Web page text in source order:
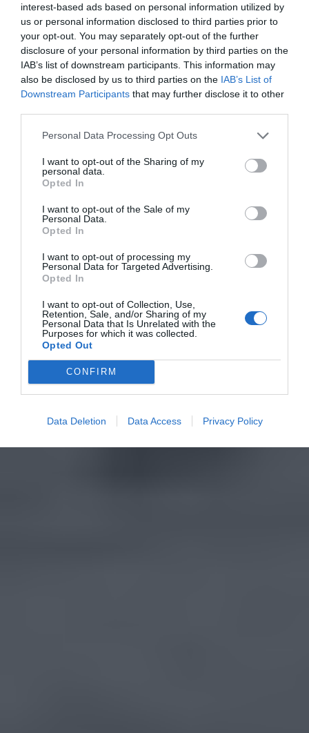
interest-based ads based on personal information utilized by
us or personal information disclosed to third parties prior to
your opt-out. You may separately opt-out of the further
disclosure of your personal information by third parties on the
IAB’s list of downstream participants. This information may
also be disclosed by us to third parties on the IAB’s List of
Downstream Participants that may further disclose it to other
Personal Data Processing Opt Outs
I want to opt-out of the Sharing of my
personal data.
Opted In
I want to opt-out of the Sale of my
Personal Data.
Opted In
I want to opt-out of processing my
Personal Data for Targeted Advertising.
Opted In
I want to opt-out of Collection, Use,
Retention, Sale, and/or Sharing of my
Personal Data that Is Unrelated with the
Purposes for which it was collected.
Opted Out
CONFIRM
Data Deletion Data Access Privacy Policy